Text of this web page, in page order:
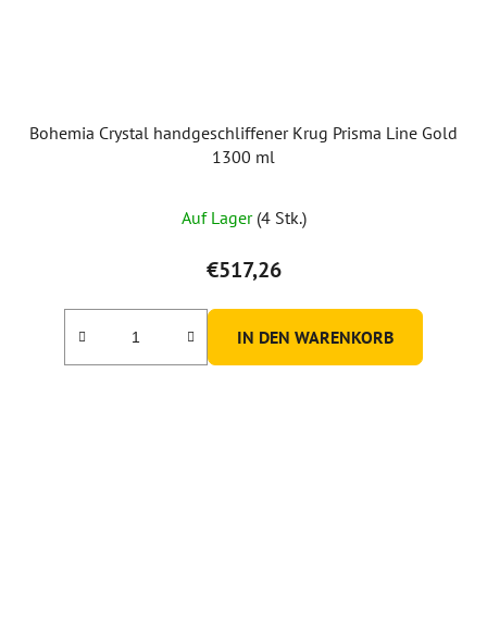
Bohemia Crystal handgeschliffener Krug Prisma Line Gold
1300 ml
Auf Lager (4 Stk.)
€517,26
IN DEN WARENKORB